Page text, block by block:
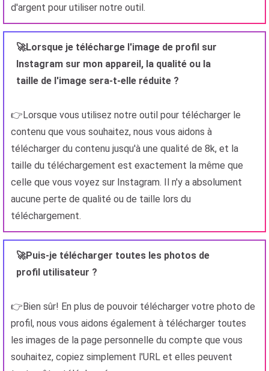
d'argent pour utiliser notre outil.
🚀Lorsque je télécharge l'image de profil sur
Instagram sur mon appareil, la qualité ou la
taille de l'image sera-t-elle réduite ?
👉Lorsque vous utilisez notre outil pour télécharger le
contenu que vous souhaitez, nous vous aidons à
télécharger du contenu jusqu'à une qualité de 8k, et la
taille du téléchargement est exactement la même que
celle que vous voyez sur Instagram. Il n'y a absolument
aucune perte de qualité ou de taille lors du
téléchargement.
🚀Puis-je télécharger toutes les photos de
profil utilisateur ?
👉Bien sûr! En plus de pouvoir télécharger votre photo de
profil, nous vous aidons également à télécharger toutes
les images de la page personnelle du compte que vous
souhaitez, copiez simplement l'URL et elles peuvent